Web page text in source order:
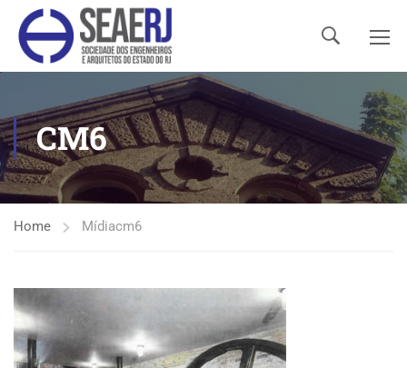
CM6
Home Mídiacm6